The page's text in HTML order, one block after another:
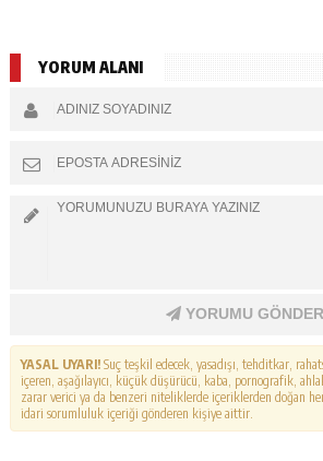
YORUM ALANI
YORUMU GÖNDER
YASAL UYARI!Suç teşkil edecek, yasadışı, tehditkar,
içeren, aşağılayıcı, küçük düşürücü, kaba, pornografik,
zarar verici ya da benzeri niteliklerde içeriklerden doğan
idari sorumluluk içeriği gönderen kişiye aittir.